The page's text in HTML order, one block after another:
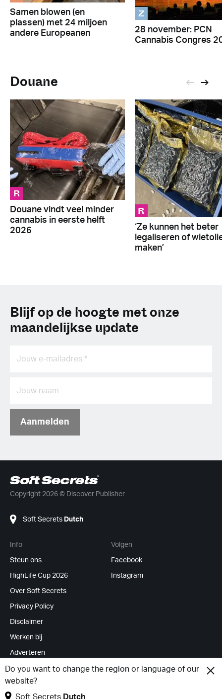
Do you want to change the region or language of our
website?
Soft Secrets Dutch
Samen blowen (en
plassen) met 24 miljoen
andere Europeanen
Z
28 november: PCN
Cannabis Congres
Douane
R
Douane vindt veel minder
cannabis in eerste helft
2026
R
‘Ze kunnen het beter
legaliseren of
maken’
Blijf op de hoogte met onze
maandelijkse update
Aanmelden
Copyright 2026 © Discover Publisher
Soft Secrets Dutch
Info
Steun ons
HighLife Cup 2026
Over Soft Secrets
Privacy Policy
Disclaimer
Werken bij
Adverteren
RSS Feeds
Cookies wijzigen
Volgen
Facebook
Instagram